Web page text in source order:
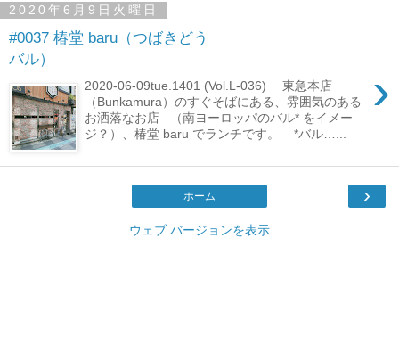
2020年6月9日火曜日
#0037 椿堂 baru（つばきどう
バル）
›
2020-06-09tue.1401 (Vol.L-036) 東急本店
（Bunkamura）のすぐそばにある、雰囲気のある
お洒落なお店 （南ヨーロッパのバル* をイメー
ジ？）、椿堂 baru でランチです。 *バル…...
›
ホーム
ウェブ バージョンを表示